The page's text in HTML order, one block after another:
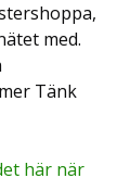
med.
Tänk
här när